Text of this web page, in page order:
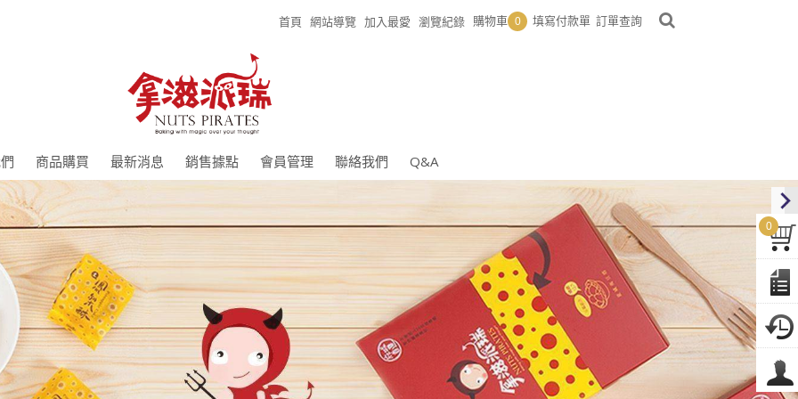
首頁 網站導覽 加入最愛 瀏覽紀錄 購物車 0 填寫付款單 訂單查詢
商品購買 最新消息 銷售據點 會員管理 聯絡我們 Q&A
0